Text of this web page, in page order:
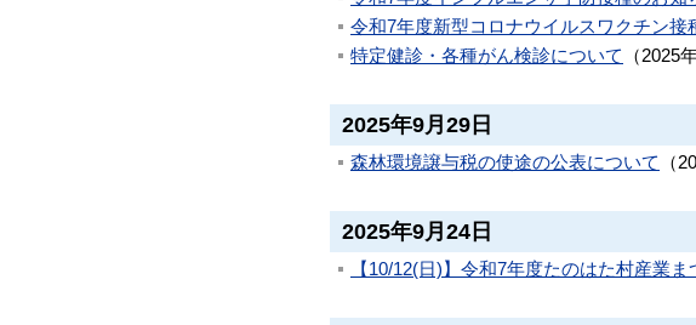
令和7年度新型コロナウイルスワクチン接
特定健診・各種がん検診について
（2025
2025年9月29日
森林環境譲与税の使途の公表について （
2025年9月24日
【10/12(日)】令和7年度たのはた村産業ま